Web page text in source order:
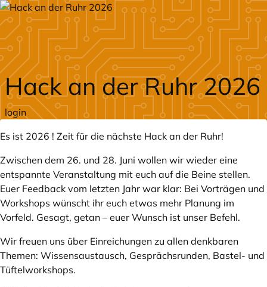
Zum Hauptteil springen
Hack an der Ruhr 2026
login
Es ist 2026 ! Zeit für die nächste Hack an der Ruhr!
Zwischen dem 26. und 28. Juni wollen wir wieder eine
entspannte Veranstaltung mit euch auf die Beine stellen.
Euer Feedback vom letzten Jahr war klar: Bei Vorträgen und
Workshops wünscht ihr euch etwas mehr Planung im
Vorfeld. Gesagt, getan – euer Wunsch ist unser Befehl.
Wir freuen uns über Einreichungen zu allen denkbaren
Themen: Wissensaustausch, Gesprächsrunden, Bastel- und
Tüftelworkshops.